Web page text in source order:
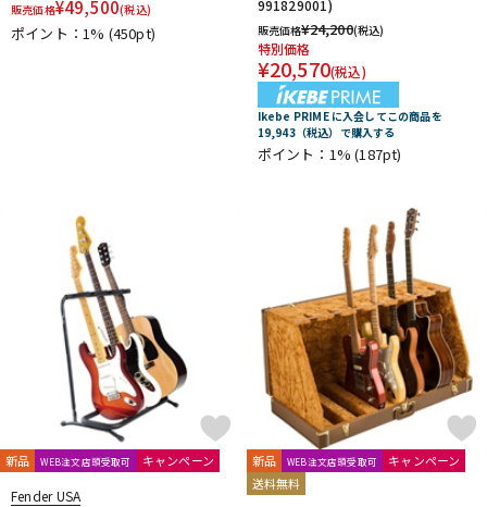
販売価格¥49,500(税込)
ポイント：1% (450pt)
991829001)
販売価格¥24,200(税込)
特別価格
¥20,570(税込)
Ikebe PRIME に入会してこの商品を
19,943（税込）で購入する
ポイント：1%(187pt)
新品 WEB注文店頭受取可 キャンペーン
Fender USA
新品 WEB注文店頭受取可
キャンペーン
送料無料